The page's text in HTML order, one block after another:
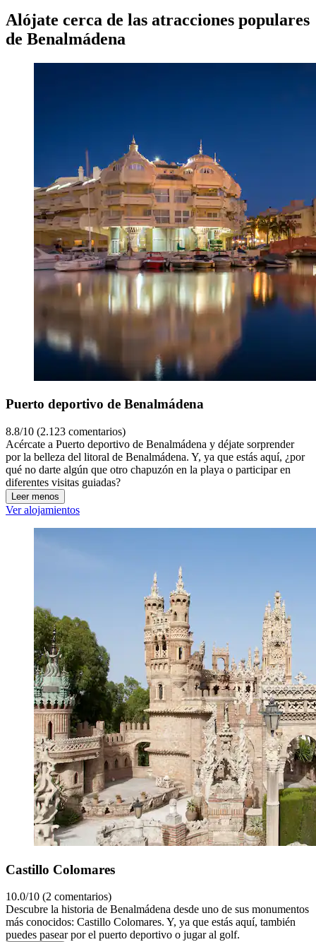
Alójate cerca de las atracciones populares
de Benalmádena
Puerto deportivo de Benalmádena
8.8/10 (2.123 comentarios)
Acércate a Puerto deportivo de Benalmádena y déjate sorprender
por la belleza del litoral de Benalmádena. Y, ya que estás aquí, ¿por
qué no darte algún que otro chapuzón en la playa o participar en
diferentes visitas guiadas?
Leer menos
Ver alojamientos
Castillo Colomares
10.0/10 (2 comentarios)
Descubre la historia de Benalmádena desde uno de sus monumentos
más conocidos: Castillo Colomares. Y, ya que estás aquí, también
puedes pasear por el puerto deportivo o jugar al golf.